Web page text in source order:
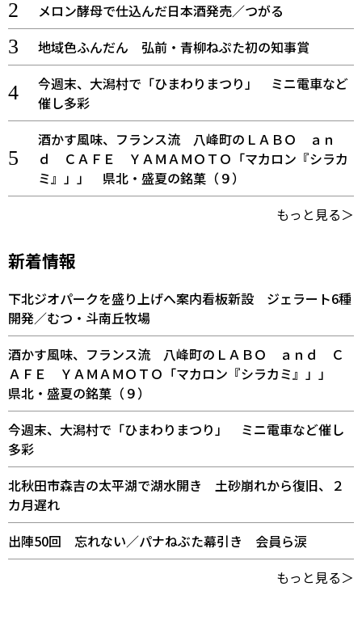
メロン酵母で仕込んだ日本酒発売／つがる
地域色ふんだん 弘前・青柳ねぷた初の知事賞
今週末、大潟村で「ひまわりまつり」 ミニ電車など
催し多彩
酒かす風味、フランス流 八峰町のＬＡＢＯ ａｎ
ｄ ＣＡＦＥ ＹＡＭＡＭＯＴＯ「マカロン『シラカ
ミ』」」 県北・盛夏の銘菓（９）
もっと見る＞
新着情報
下北ジオパークを盛り上げへ案内看板新設 ジェラート6種
開発／むつ・斗南丘牧場
酒かす風味、フランス流 八峰町のＬＡＢＯ ａｎｄ Ｃ
ＡＦＥ ＹＡＭＡＭＯＴＯ「マカロン『シラカミ』」」
県北・盛夏の銘菓（９）
今週末、大潟村で「ひまわりまつり」 ミニ電車など催し
多彩
北秋田市森吉の太平湖で湖水開き 土砂崩れから復旧、２
カ月遅れ
出陣50回 忘れない／パナねぶた幕引き 会員ら涙
もっと見る＞